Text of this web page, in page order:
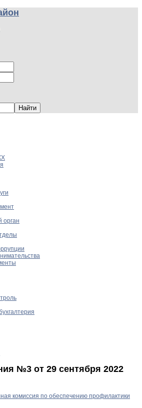
орган
№3 от 29 сентября 2022
комиссия по обеспечению профилактики